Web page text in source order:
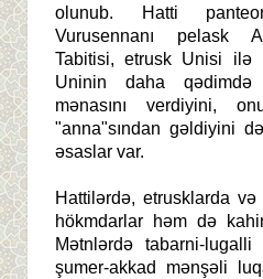
olunub. Hatti
Vurusennanı pelask
Tabitisi, etrusk Unisi ilə
Uninin daha
mənasını verdiyini,
"anna"sından gəldiyini
əsaslar var.
Hattilərdə, etrusklarda
hökmdarlar həm də
Mətnlərdə tabarni-
şumer-akkad mənşəli